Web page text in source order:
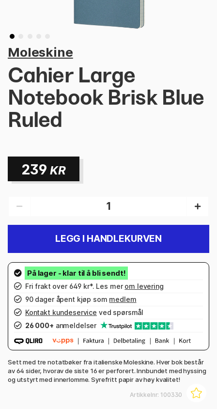
Moleskine
Cahier Large
Notebook Brisk Blue
Ruled
239 KR
LEGG I HANDLEKURVEN
Fri frakt over 649 kr*. Les mer om levering
90 dager åpent kjøp som medlem
Kontakt kundeservice ved spørsmål
26 000+ anmeldelser
Sett med tre notatbøker fra italienske Moleskine. Hver bok består
av 64 sider, hvorav de siste 16 er perforert. Innbundet med hyssing
og utstyrt med innerlomme. Syrefritt papir av høy kvalitet!
Artikkelnr: 100330